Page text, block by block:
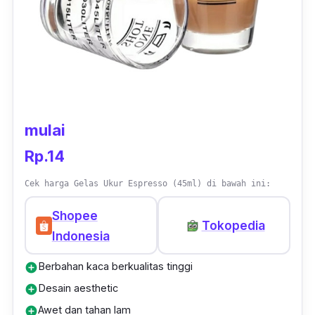
mulai
Rp.14
Cek harga Gelas Ukur Espresso (45ml) di bawah ini:
Shopee
Indonesia
Tokopedia
add_circleBerbahan kaca berkualitas tinggi
add_circleDesain aesthetic
add_circleAwet dan tahan lam